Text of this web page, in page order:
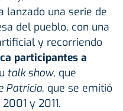
lanzado una serie de
del pueblo, con una
y recorriendo
participantes a
talk show, que
Patricia, que se emitió
y 2011.